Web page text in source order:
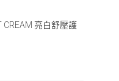
CREAM 亮白舒壓護